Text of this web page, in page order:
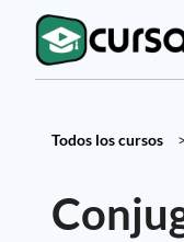
Todos los cursos >